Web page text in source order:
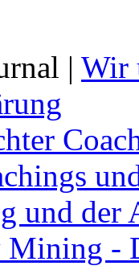
| Wir
und
Mining -